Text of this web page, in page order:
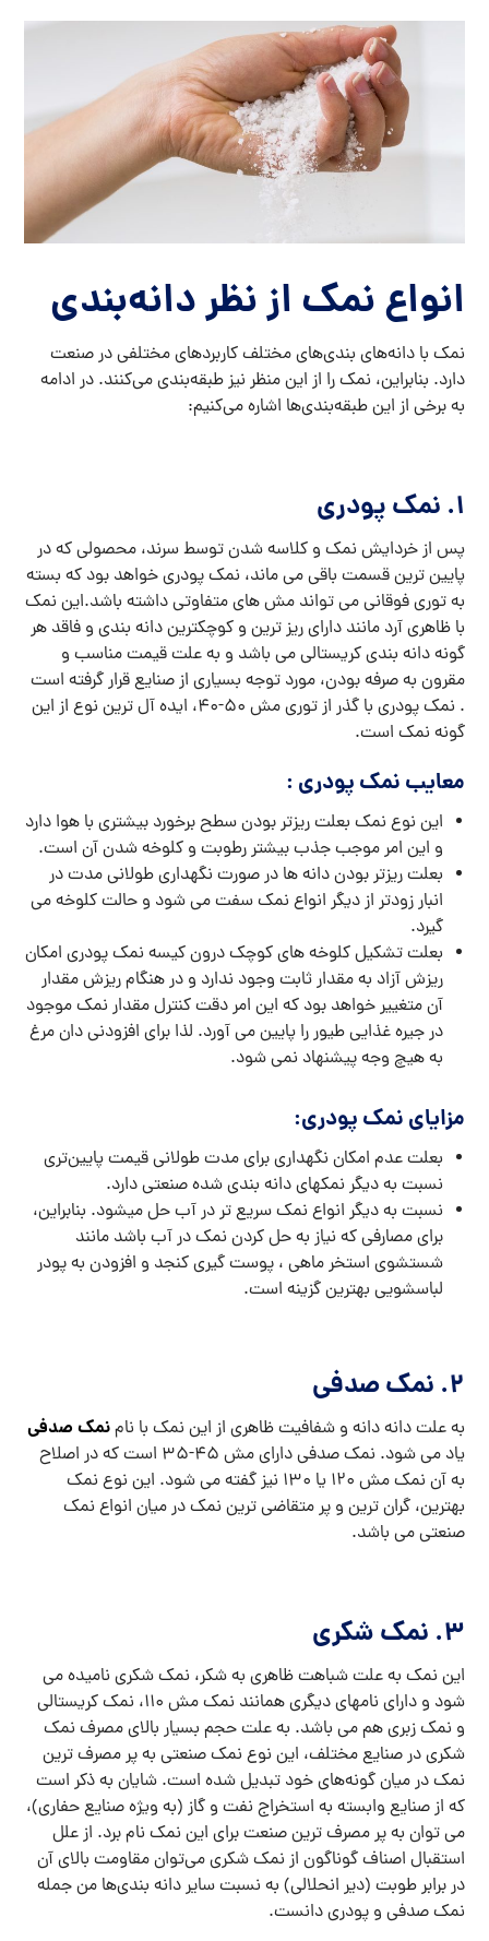
انواع نمک از نظر دانه‌بندی
نمک با دانه‌های بندی‌های مختلف کاربردهای مختلفی در صنعت
دارد. بنابراین، نمک را از این منظر نیز طبقه‌بندی می‌کنند. در ادامه
به برخی از این طبقه‌بندی‌ها اشاره می‌کنیم:
1. نمک پودری
پس از خردایش نمک و کلاسه شدن توسط سرند، محصولی که در
پایین ترین قسمت باقی می ماند، نمک پودری خواهد بود که بسته
به توری فوقانی می تواند مش های متفاوتی داشته باشد.این نمک
با ظاهری آرد مانند دارای ریز ترین و کوچکترین دانه بندی و فاقد هر
گونه دانه بندی کریستالی می باشد و به علت قیمت مناسب و
مقرون به صرفه بودن، مورد توجه بسیاری از صنایع قرار گرفته است
. نمک پودری با گذر از توری مش 50-40، ایده آل ترین نوع از این
گونه نمک است.
معایب نمک پودری :
این نوع نمک بعلت ریزتر بودن سطح برخورد بیشتری با هوا دارد
و این امر موجب جذب بیشتر رطوبت و کلوخه شدن آن است.
بعلت ریزتر بودن دانه ها در صورت نگهداری طولانی مدت در
انبار زودتر از دیگر انواع نمک سفت می شود و حالت کلوخه می
گیرد.
بعلت تشکیل کلوخه های کوچک درون کیسه نمک پودری امکان
ریزش آزاد به مقدار ثابت وجود ندارد و در هنگام ریزش مقدار
آن متغییر خواهد بود که این امر دقت کنترل مقدار نمک موجود
در جیره غذایی طیور را پایین می آورد. لذا برای افزودنی دان مرغ
به هیچ وجه پیشنهاد نمی شود.
مزایای نمک پودری:
بعلت عدم امکان نگهداری برای مدت طولانی قیمت پایین‌تری
نسبت به دیگر نمکهای دانه بندی شده صنعتی دارد.
نسبت به دیگر انواع نمک سریع تر در آب حل میشود. بنابراین،
برای مصارفی که نیاز به حل کردن نمک در آب باشد مانند
شستشوی استخر ماهی ، پوست گیری کنجد و افزودن به پودر
لباسشویی بهترین گزینه است.
2. نمک صدفی
به علت دانه دانه و شفافیت ظاهری از این نمک با نامنمک صدفی
یاد می شود. نمک صدفی دارای مش 45-35 است که در اصلاح
به آن نمک مش 120 یا 130 نیز گفته می شود. این نوع نمک
بهترین، گران ترین و پر متقاضی ترین نمک در میان انواع نمک
صنعتی می باشد.
3. نمک شکری
این نمک به علت شباهت ظاهری به شکر، نمک شکری نامیده می
شود و دارای نامهای دیگری همانند نمک مش 110، نمک کریستالی
و نمک زبری هم می باشد. به علت حجم بسیار بالای مصرف نمک
شکری در صنایع مختلف، این نوع نمک صنعتی به پر مصرف ترین
نمک در میان گونه‌های خود تبدیل شده است. شایان به ذکر است
که از صنایع وابسته به استخراج نفت و گاز (به ویژه صنایع حفاری)،
می توان به پر مصرف ترین صنعت برای این نمک نام برد. از علل
استقبال اصناف گوناگون از نمک شکری می‌توان مقاومت بالای آن
در برابر طوبت (دیر انحلالی) به نسبت سایر دانه بندی‌ها من جمله
نمک صدفی و پودری دانست.